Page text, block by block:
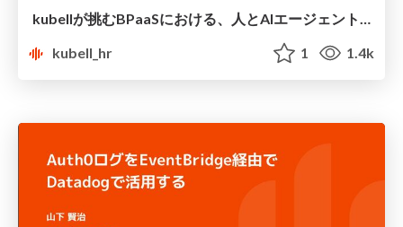
kubell_hr
1 1.4k